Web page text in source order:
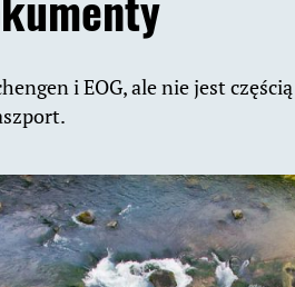
i EOG, ale nie jest